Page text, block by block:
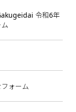
令和6年
ォーム